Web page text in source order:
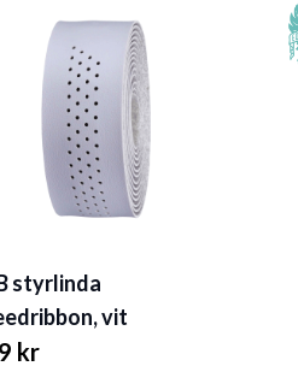
styrlinda
vit
kr